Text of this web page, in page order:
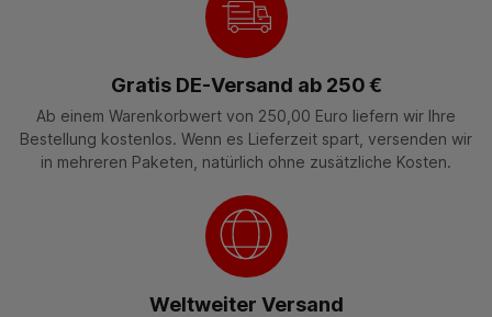
Gratis DE-Versand ab 250 €
Ab einem Warenkorbwert von 250,00 Euro liefern wir Ihre
Bestellung kostenlos. Wenn es Lieferzeit spart, versenden wir
in mehreren Paketen, natürlich ohne zusätzliche Kosten.
Weltweiter Versand